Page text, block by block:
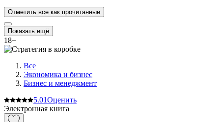
Отметить все как прочитанные
Показать ещё
18+
Все
Экономика и бизнес
Бизнес и менеджмент
5.01Оценить
Электронная книга